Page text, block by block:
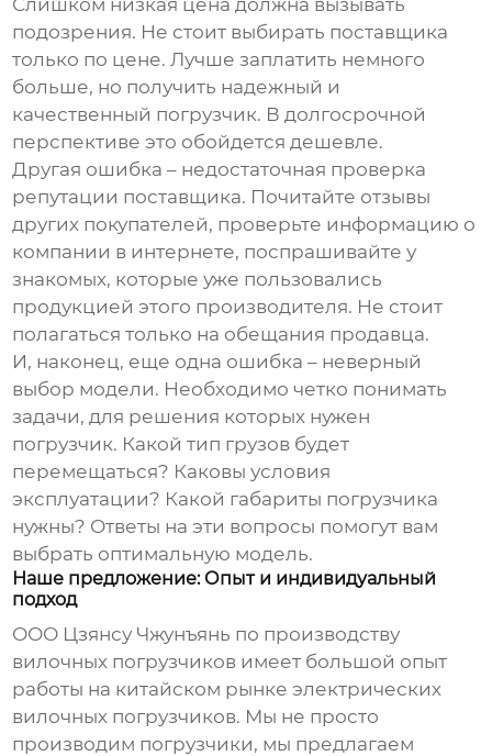
подозрения. Не стоит выбирать поставщика
только по цене. Лучше заплатить немного
больше, но получить надежный и
качественный погрузчик. В долгосрочной
перспективе это обойдется дешевле.
Другая ошибка – недостаточная проверка
репутации поставщика. Почитайте отзывы
других покупателей, проверьте информацию о
компании в интернете, поспрашивайте у
знакомых, которые уже пользовались
продукцией этого производителя. Не стоит
полагаться только на обещания продавца.
И, наконец, еще одна ошибка – неверный
выбор модели. Необходимо четко понимать
задачи, для решения которых нужен
погрузчик. Какой тип грузов будет
перемещаться? Каковы условия
эксплуатации? Какой габариты погрузчика
нужны? Ответы на эти вопросы помогут вам
выбрать оптимальную модель.
Наше предложение: Опыт и индивидуальный
подход
ООО Цзянсу Чжунъянь по производству
вилочных погрузчиков имеет большой опыт
работы на китайском рынкеэлектрических
вилочных погрузчиков. Мы не просто
производим погрузчики, мы предлагаем